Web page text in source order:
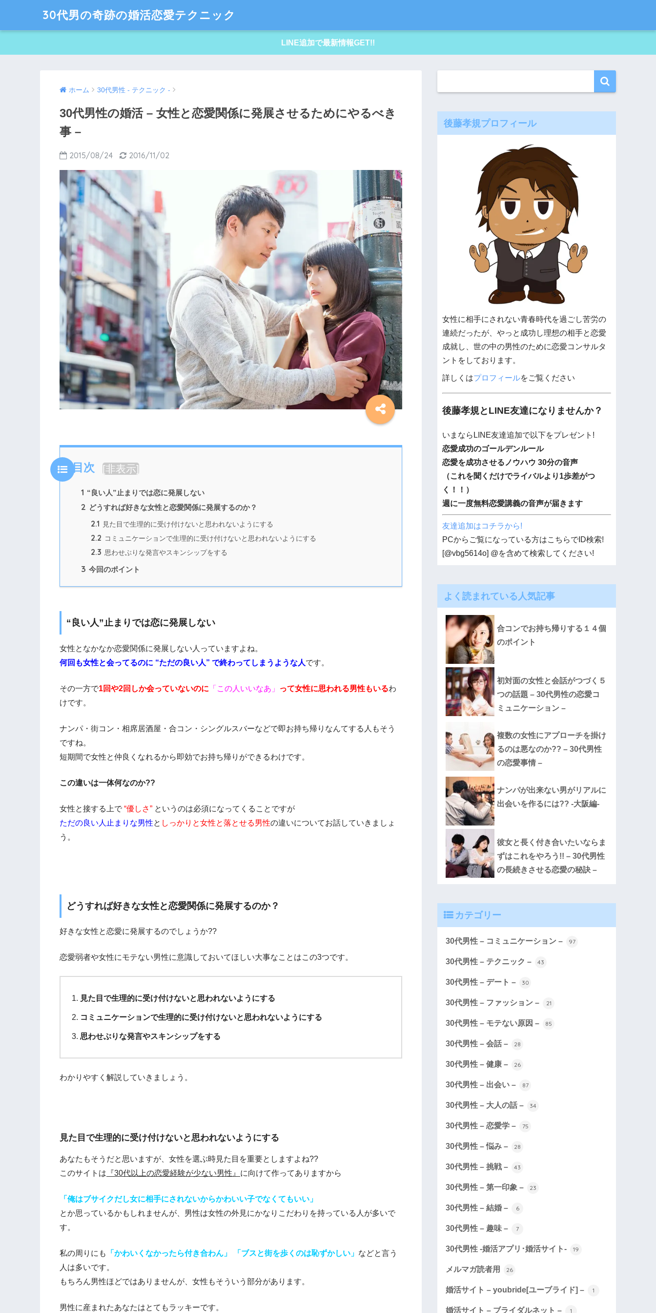
30代男の奇跡の婚活恋愛テクニック
LINE追加で最新情報GET!!
ホーム 30代男性 - テクニック -
30代男性の婚活 – 女性と恋愛関係に発展させるためにやるべき
事 –
2015/08/24 2016/11/02
目次 [非表示]
1 “良い人”止まりでは恋に発展しない
2 どうすれば好きな女性と恋愛関係に発展するのか？
2.1 見た目で生理的に受け付けないと思われないようにする
2.2 コミュニケーションで生理的に受け付けないと思われないようにする
2.3 思わせぶりな発言やスキンシップをする
3 今回のポイント
“良い人”止まりでは恋に発展しない
女性となかなか恋愛関係に発展しない人っていますよね。
何回も女性と会ってるのに “ただの良い人” で終わってしまうような人です。
その一方で1回や2回しか会っていないのに 「この人いいなあ」 って女性に思われる男性もいるわ
けです。
ナンパ・街コン・相席居酒屋・合コン・シングルスバーなどで即お持ち帰りなんてする人もそう
ですね。
短期間で女性と仲良くなれるから即効でお持ち帰りができるわけです。
この違いは一体何なのか??
女性と接する上で “優しさ” というのは必須になってくることですが
ただの良い人止まりな男性と しっかりと女性と落とせる男性の違いについてお話していきましょ
う。
どうすれば好きな女性と恋愛関係に発展するのか？
好きな女性と恋愛に発展するのでしょうか??
恋愛弱者や女性にモテない男性に意識しておいてほしい大事なことはこの3つです。
見た目で生理的に受け付けないと思われないようにする
コミュニケーションで生理的に受け付けないと思われないようにする
思わせぶりな発言やスキンシップをする
わかりやすく解説していきましょう。
見た目で生理的に受け付けないと思われないようにする
あなたもそうだと思いますが、女性を選ぶ時見た目を重要としますよね??
このサイトは 『30代以上の恋愛経験が少ない男性』 に向けて作ってありますから
「俺はブサイクだし女に相手にされないからかわいい子でなくてもいい」
とか思っているかもしれませんが、男性は女性の外見にかなりこだわりを持っている人が多いで
す。
私の周りにも 「かわいくなかったら付き合わん」 「ブスと街を歩くのは恥ずかしい」 などと言う
人は多いです。
もちろん男性ほどではありませんが、女性もそういう部分があります。
男性に産まれたあなたはとてもラッキーです。
後藤孝規プロフィール
女性に相手にされない青春時代を過ごし苦労の
連続だったが、やっと成功し理想の相手と恋愛
成就し、世の中の男性のために恋愛コンサルタ
ントをしております。
詳しくはプロフィールをご覧ください
後藤孝規とLINE友達になりませんか？
いまならLINE友達追加で以下をプレゼント!
恋愛成功のゴールデンルール
恋愛を成功させるノウハウ 30分の音声
（これを聞くだけでライバルより1歩差がつ
く！！）
週に一度無料恋愛講義の音声が届きます
友達追加はコチラから!
PCからご覧になっている方はこちらでID検索!
[@vbg5614o] @を含めて検索してください!
よく読まれている人気記事
合コンでお持ち帰りする１４個
のポイント
初対面の女性と会話がつづく５
つの話題 – 30代男性の恋愛コ
ミュニケーション –
複数の女性にアプローチを掛け
るのは悪なのか?? – 30代男性
の恋愛事情 –
ナンパが出来ない男がリアルに
出会いを作るには?? -大阪編-
彼女と長く付き合いたいならま
ずはこれをやろう!! – 30代男性
の長続きさせる恋愛の秘訣 –
カテゴリー
30代男性 – コミュニケーション – 97
30代男性 – テクニック – 43
30代男性 – デート – 30
30代男性 – ファッション – 21
30代男性 – モテない原因 – 85
30代男性 – 会話 – 28
30代男性 – 健康 – 26
30代男性 – 出会い – 87
30代男性 – 大人の話 – 34
30代男性 – 恋愛学 – 75
30代男性 – 悩み – 28
30代男性 – 挑戦 – 43
30代男性 – 第一印象 – 23
30代男性 – 結婚 – 6
30代男性 – 趣味 – 7
30代男性 -婚活アプリ･婚活サイト- 19
メルマガ読者用 26
婚活サイト – youbride[ユーブライド] – 1
婚活サイト – ブライダルネット – 1